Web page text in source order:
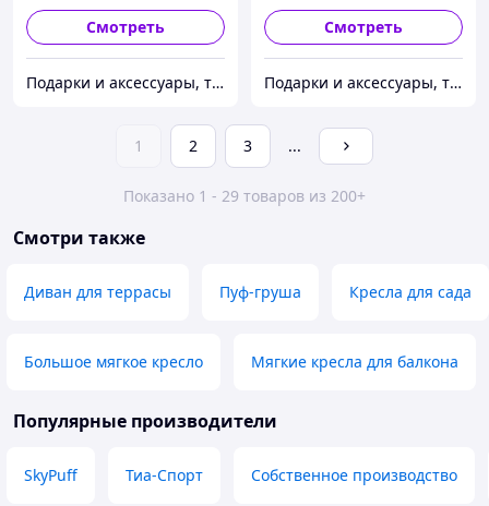
Смотреть
Подарки и аксессуары, товары для Вашего имиджа и комфорта.
Смотреть
Подарки и аксессуары, товары для Вашего имиджа и комфорта.
1 2 3 ...
Показано 1 - 29 товаров из 200+
Смотри также
Диван для террасы Пуф-груша Кресла для сада
Большое мягкое кресло Мягкие кресла для балкона
Популярные производители
SkyPuff Тиа-Спорт Собственное производство